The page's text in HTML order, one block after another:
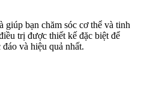
giúp bạn chăm sóc cơ thể và tinh
trị được thiết kế đặc biệt để
và hiệu quả nhất.